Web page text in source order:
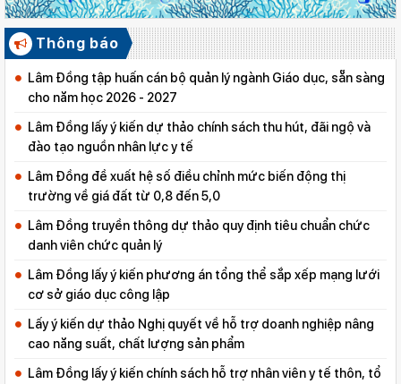
Thông báo
Lâm Đồng tập huấn cán bộ quản lý ngành Giáo dục, sẵn sàng
cho năm học 2026 - 2027
Lâm Đồng lấy ý kiến dự thảo chính sách thu hút, đãi ngộ và
đào tạo nguồn nhân lực y tế
Lâm Đồng đề xuất hệ số điều chỉnh mức biến động thị
trường về giá đất từ 0,8 đến 5,0
Lâm Đồng truyền thông dự thảo quy định tiêu chuẩn chức
danh viên chức quản lý
Lâm Đồng lấy ý kiến phương án tổng thể sắp xếp mạng lưới
cơ sở giáo dục công lập
Lấy ý kiến dự thảo Nghị quyết về hỗ trợ doanh nghiệp nâng
cao năng suất, chất lượng sản phẩm
Lâm Đồng lấy ý kiến chính sách hỗ trợ nhân viên y tế thôn, tổ